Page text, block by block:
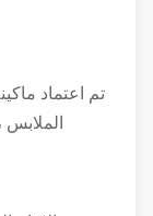
تم اعتماد ماكينة
الملابس ،